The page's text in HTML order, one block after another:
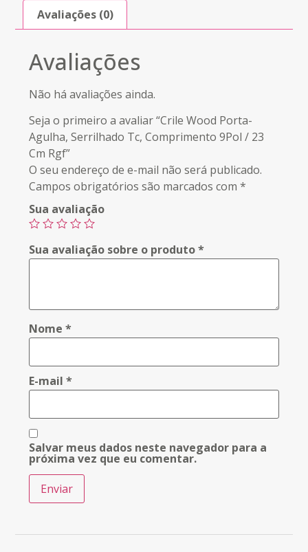
Avaliações (0)
Avaliações
Não há avaliações ainda.
Seja o primeiro a avaliar “Crile Wood Porta-
Agulha, Serrilhado Tc, Comprimento 9Pol / 23
Cm Rgf”
O seu endereço de e-mail não será publicado.
Campos obrigatórios são marcados com*
Sua avaliação
Sua avaliação sobre o produto*
Nome*
E-mail*
Salvar meus dados neste navegador para a
próxima vez que eu comentar.